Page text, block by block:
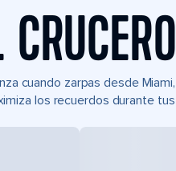
cuando zarpas desde Miami,
los recuerdos durante tus